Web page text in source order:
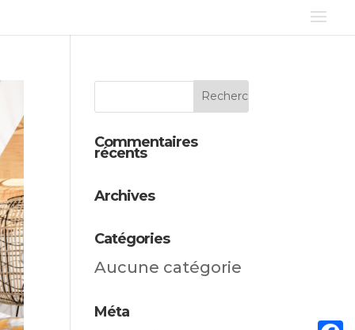
Commentaires
récents
Archives
Catégories
Aucune catégorie
Méta